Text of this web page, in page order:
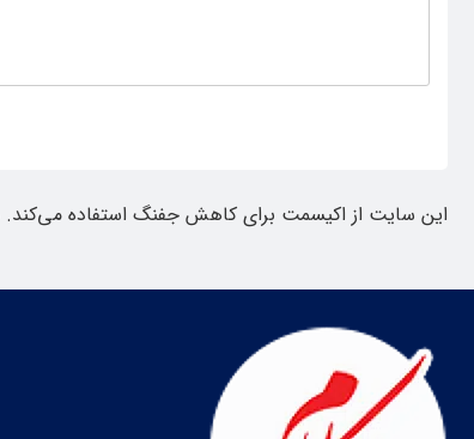
این سایت از اکیسمت برای کاهش جفنگ استفاده می‌کند.